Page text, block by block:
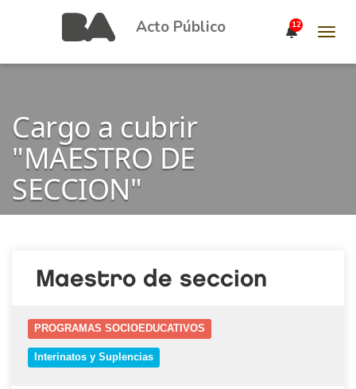
12
Acto Público
Cargo a cubrir
"MAESTRO DE
SECCION"
Maestro de seccion
PROGRAMAS SOCIOEDUCATIVOS
Interinatos y Suplencias